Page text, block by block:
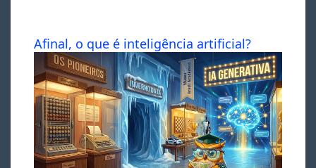
Afinal, o que é inteligência artificial?